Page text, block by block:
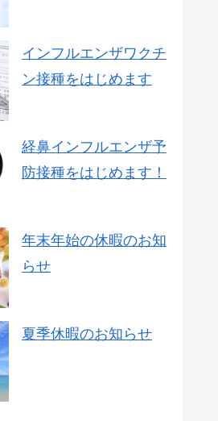
インフルエンザワクチ
ン接種をはじめます
経鼻インフルエンザ予
防接種をはじめます！
年末年始の休暇のお知
らせ
夏季休暇のお知らせ